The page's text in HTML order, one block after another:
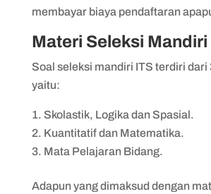
membayar biaya pendaftaran
Materi Seleksi Mandiri
Soal seleksi mandiri ITS terdiri dari
yaitu:
Skolastik, Logika dan Spasial.
Kuantitatif dan Matematika.
Mata Pelajaran Bidang.
Adapun yang dimaksud dengan